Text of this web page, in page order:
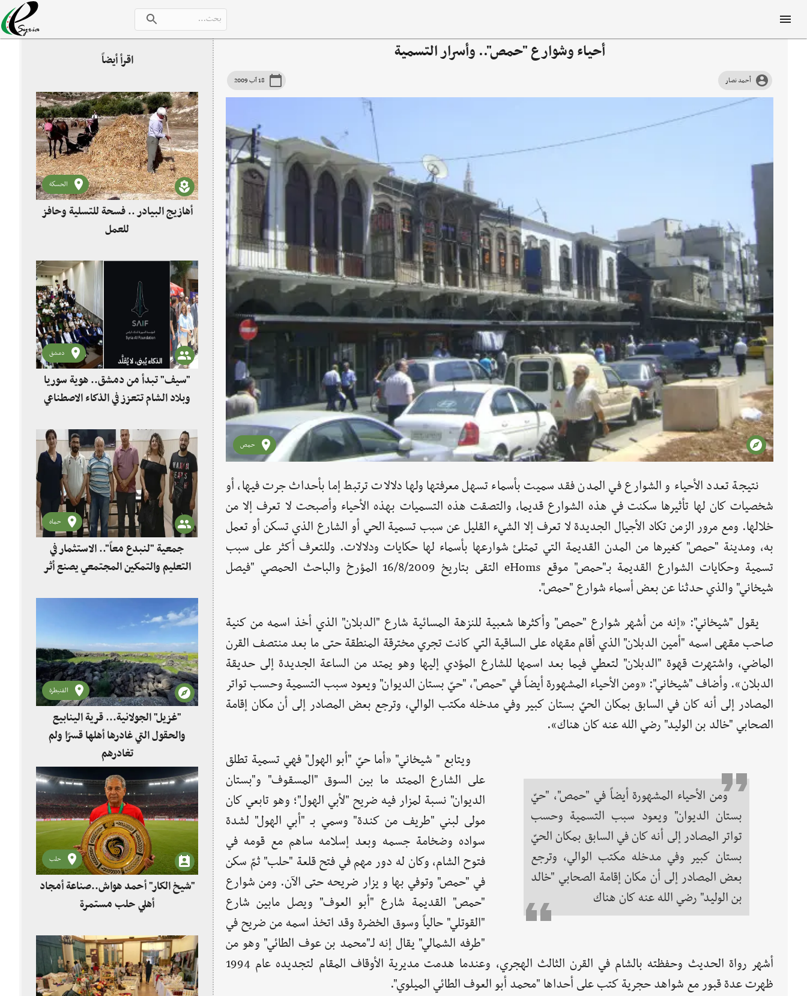
أحياء وشوارع "حمص".. وأسرار التسمية
أحمد نصار 18 آب 2009
حمص
نتيجة تعدد الأحياء و الشوارع في المدن فقد سميت بأسماء تسهل معرفتها ولها دلالات ترتبط إما بأحداث جرت فيها، أو
شخصيات كان لها تأثيرها سكنت في هذه الشوارع قديما، والتصقت هذه التسميات بهذه الأحياء وأصبحت لا تعرف إلا من
خلالها. ومع مرور الزمن تكاد الأجيال الجديدة لا تعرف إلا الشيء القليل عن سبب تسمية الحي أو الشارع الذي تسكن أو تعمل
به، ومدينة "حمص" كغيرها من المدن القديمة التي تمتلئ شوارعها بأسماء لها حكايات ودلالات. وللتعرف أكثر على سبب
تسمية وحكايات الشوارع القديمة بـ"حمص" موقع eHoms التقى بتاريخ 16/8/2009 المؤرخ والباحث الحمصي "فيصل
شيخاني" والذي حدثنا عن بعض أسماء شوارع "حمص".
يقول "شيخاني": «إنه من أشهر شوارع "حمص" وأكثرها شعبية للنزهة المسائية شارع "الدبلان" الذي أخذ اسمه من كنية
صاحب مقهى اسمه "أمين الدبلان" الذي أقام مقهاه على الساقية التي كانت تجري مخترقة المنطقة حتى ما بعد منتصف القرن
الماضي، واشتهرت قهوة "الدبلان" لتعطي فيما بعد اسمها للشارع المؤدي إليها وهو يمتد من الساعة الجديدة إلى حديقة
الدبلان». وأضاف "شيخاني": «ومن الأحياء المشهورة أيضاً في "حمص"، "حيّ بستان الديوان" ويعود سبب التسمية وحسب تواتر
المصادر إلى أنه كان في السابق بمكان الحيّ بستان كبير وفي مدخله مكتب الوالي، وترجع بعض المصادر إلى أن مكان إقامة
الصحابي "خالد بن الوليد" رضي الله عنه كان هناك».
ومن الأحياء المشهورة أيضاً في "حمص"، "حيّ
بستان الديوان" ويعود سبب التسمية وحسب
تواتر المصادر إلى أنه كان في السابق بمكان الحيّ
بستان كبير وفي مدخله مكتب الوالي، وترجع
بعض المصادر إلى أن مكان إقامة الصحابي "خالد
بن الوليد" رضي الله عنه كان هناك
ويتابع " شيخاني" «أما حيّ "أبو الهول" فهي تسمية تطلق
على الشارع الممتد ما بين السوق "المسقوف" و"بستان
الديوان" نسبة لمزار فيه ضريح "لأبي الهول"؛ وهو تابعي كان
مولى لبني "طريف من كندة" وسمي بـ "أبي الهول" لشدة
سواده وضخامة جسمه وبعد إسلامه ساهم مع قومه في
فتوح الشام، وكان له دور مهم في فتح قلعة "حلب" ثمّ سكن
في "حمص" وتوفي بها و يزار ضريحه حتى الآن. ومن شوارع
"حمص" القديمة شارع "أبو العوف" ويصل مابين شارع
"القوتلي" حالياً وسوق الخضرة وقد اتخذ اسمه من ضريح في
"طرفه الشمالي" يقال إنه لـ"محمد بن عوف الطائي" وهو من
أشهر رواة الحديث وحفظته بالشام في القرن الثالث الهجري، وعندما هدمت مديرية الأوقاف المقام لتجديده عام 1994
ظهرت عدة قبور مع شواهد حجرية كتب على أحداها "محمد أبو العوف الطائي الميلوي".
اقرأ أيضاً
الحسكة
أهازيج البيادر .. فسحة للتسلية وحافز
للعمل
دمشق
"سيف" تبدأ من دمشق.. هوية سوريا
وبلاد الشام تتعزز في الذكاء الاصطناعي
حماه
جمعية "لنبدع معاً".. الاستثمار في
التعليم والتمكين المجتمعي يصنع أثر
القنيطرة
"غزيل" الجولانية... قرية الينابيع
والحقول التي غادرها أهلها قسرًا ولم
تغادرهم
حلب
"شيخ الكار" أحمد هواش..صناعة أمجاد
أهلي حلب مستمرة